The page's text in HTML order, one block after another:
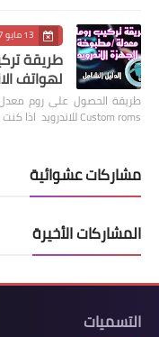
13 مايو 2017
طريقة
لهواتف
طريقة الحصول على روم معدل
Custom roms للاندرويد اذا كنت مستخد…
مشاركات عشوائية
المشاركات الأخيرة
التسميات